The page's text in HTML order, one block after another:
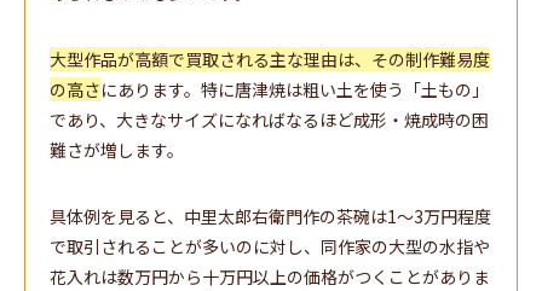
大型作品が高額で買取される主な理由は、その制作難易度
の高さにあります。特に唐津焼は粗い土を使う「土もの」
であり、大きなサイズになればなるほど成形・焼成時の困
難さが増します。
具体例を見ると、中里太郎右衛門作の茶碗は1〜3万円程度
で取引されることが多いのに対し、同作家の大型の水指や
花入れは数万円から十万円以上の価格がつくことがありま